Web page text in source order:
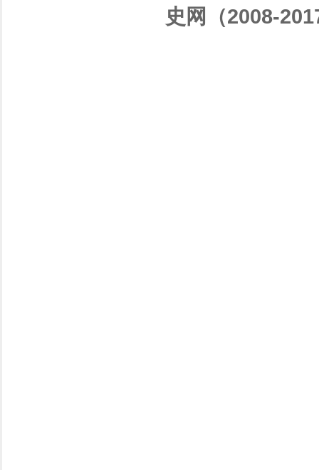
史网（2008-